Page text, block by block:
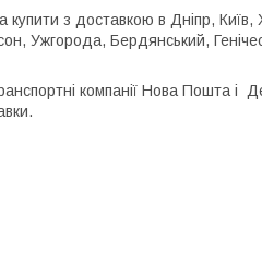
з доставкою в Дніпр, Київ,
Ужгорода, Бердянський,
компанії Нова Пошта